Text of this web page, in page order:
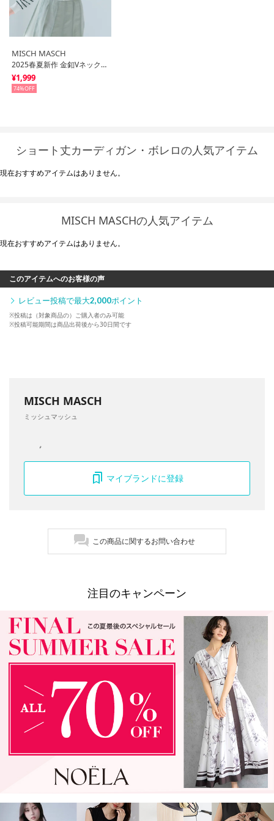
MISCH MASCH
2025春夏新作 金釦Vネックカーディガン/MM518405 （WHITE/BLACK）
¥1,999
74%
ショート丈カーディガン・ボレロの人気アイテム
現在おすすめアイテムはありません。
MISCH MASCHの人気アイテム
現在おすすめアイテムはありません。
このアイテムへのお客様の声
レビュー投稿で最大2,000ポイント
※投稿は（対象商品の）ご購入者のみ可能
※投稿可能期間は商品出荷後から30日間です
MISCH MASCH
ミッシュマッシュ
マイブランドに登録
この商品に関するお問い合わせ
注目のキャンペーン